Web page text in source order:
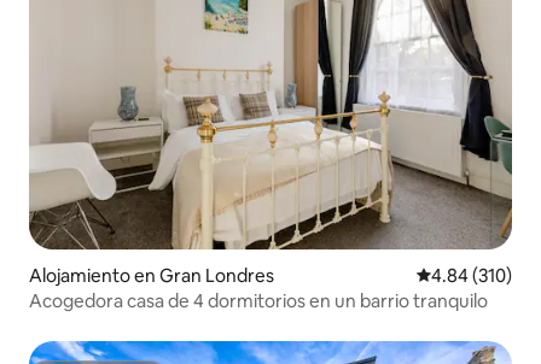
Alojamiento en Gran Londres Calificación
4.84 (310)
Acogedora casa de 4 dormitorios en un barrio tranquilo